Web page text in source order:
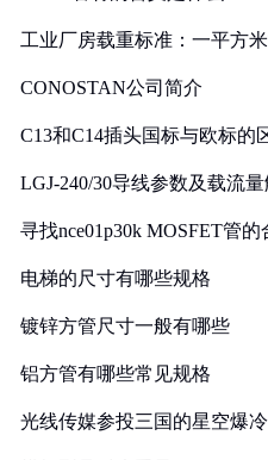
工业厂房载重标准：一平方
CONOSTAN公司简介
C13和C14插头国标与欧标的
LGJ-240/30导线参数及载流
寻找nce01p30k MOSFET管
电梯的尺寸有哪些规格
镀锌方管尺寸一般有哪些
铝方管有哪些常见规格
光线传媒参投三国的星空爆冷